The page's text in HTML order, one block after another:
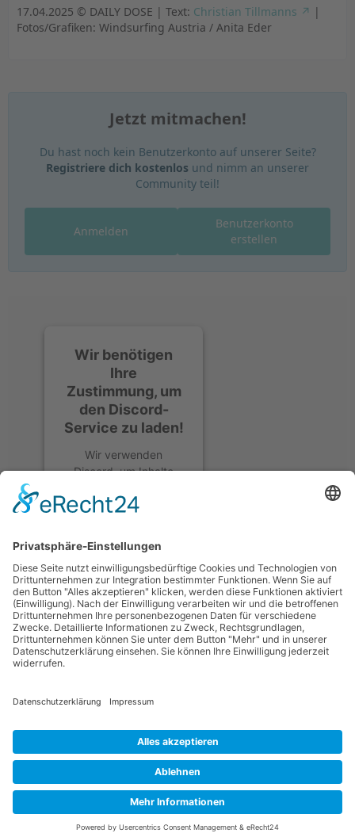
17.04.2025 © DAILY DOSE | Text: Christian Tillmanns
|
Fotos/Grafiken: Windsurfing Austria / Anita Eder
Jetzt mitmachen!
Du hast noch kein Benutzerkonto auf unserer Seite?
Registriere dich kostenlos und nimm an unserer
Community teil!
Benutzerkonto
erstellen
Anmelden
Wir benötigen
Ihre
Zustimmung, um
den Discord-
Service zu laden!
Wir verwenden
Discord, um Inhalte
Service kann Daten zu
Sie die Details durch
und stimmen Sie der
Nutzung des Service
zu, um diese Inhalte
anzuzeigen.
Mehr Informationen
Usercentrics Consent
Management Platform
Benutzer online in diesem Thema
1 Besucher
Datenschutzerklärung Impressum
Community-Software:WoltLab Suite™